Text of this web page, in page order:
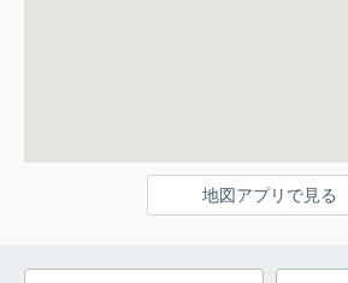
地図アプリで見る